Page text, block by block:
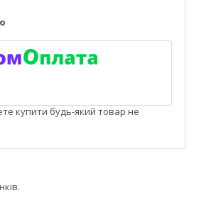
купити будь-який товар не